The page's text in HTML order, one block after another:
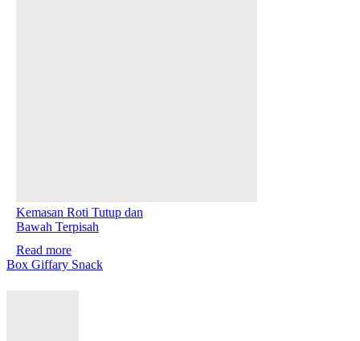
Kemasan Roti Tutup dan
Bawah Terpisah
Read more
Box Giffary Snack